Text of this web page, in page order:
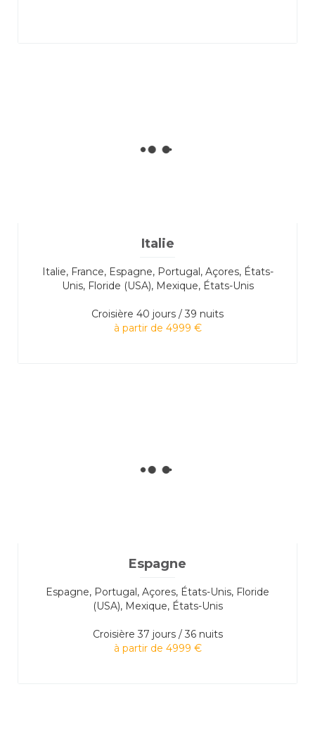
Italie
Italie, France, Espagne, Portugal, Açores, États-
Unis, Floride (USA), Mexique, États-Unis
Croisière 40 jours / 39 nuits
à partir de 4999 €
Espagne
Espagne, Portugal, Açores, États-Unis, Floride
(USA), Mexique, États-Unis
Croisière 37 jours / 36 nuits
à partir de 4999 €